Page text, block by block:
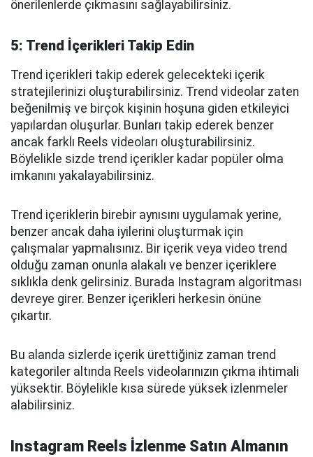
önerilenlerde çıkmasını sağlayabilirsiniz.
5: Trend İçerikleri Takip Edin
Trend içerikleri takip ederek gelecekteki içerik
stratejilerinizi oluşturabilirsiniz. Trend videolar zaten
beğenilmiş ve birçok kişinin hoşuna giden etkileyici
yapılardan oluşurlar. Bunları takip ederek benzer
ancak farklı Reels videoları oluşturabilirsiniz.
Böylelikle sizde trend içerikler kadar popüler olma
imkanını yakalayabilirsiniz.
Trend içeriklerin birebir aynısını uygulamak yerine,
benzer ancak daha iyilerini oluşturmak için
çalışmalar yapmalısınız. Bir içerik veya video trend
olduğu zaman onunla alakalı ve benzer içeriklere
sıklıkla denk gelirsiniz. Burada Instagram algoritması
devreye girer. Benzer içerikleri herkesin önüne
çıkartır.
Bu alanda sizlerde içerik ürettiğiniz zaman trend
kategoriler altında Reels videolarınızın çıkma ihtimali
yüksektir. Böylelikle kısa sürede yüksek izlenmeler
alabilirsiniz.
Instagram Reels İzlenme Satın Almanın